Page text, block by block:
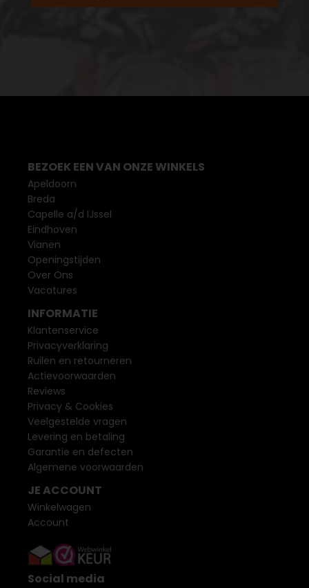
BEZOEK EEN VAN ONZE WINKELS
Apeldoorn
Breda
Capelle a/d IJssel
Eindhoven
Vianen
Openingstijden
Over Ons
Vacatures
INFORMATIE
Klantenservice
Privacyverklaring
Ruilen en retourneren
Actievoorwaarden
Reviews
Privacy & Cookies
Veelgestelde vragen
Levering en betaling
Garantie en defecten
Algemene voorwaarden
JE ACCOUNT
Winkelwagen
Account
Social media